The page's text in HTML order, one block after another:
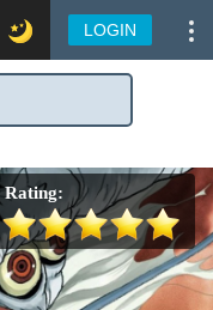
LOGIN
Rating: